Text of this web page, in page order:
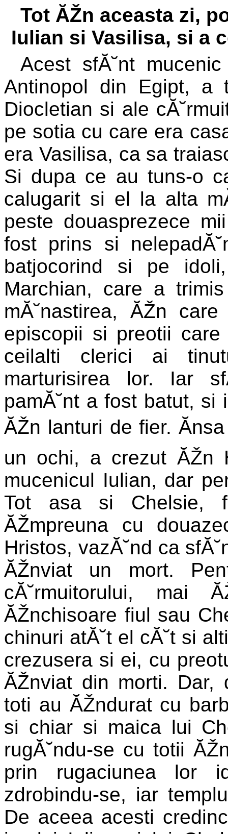
Tot ĂŽn aceasta zi,
Iulian si Vasilisa, si a
Acest sfĂ˘nt
Antinopol din Egipt, a
Diocletian si ale
pe sotia cu care era
era Vasilisa, ca sa
Si dupa ce au tuns-o
calugarit si el la alta
peste douasprezece
fost prins si
batjocorind si pe
Marchian, care a
mĂ˘nastirea, ĂŽn
episcopii si preotii
ceilalti clerici ai
marturisirea lor. Iar
pamĂ˘nt a fost batut, si
ĂŽn lanturi de fier.
un ochi, a crezut ĂŽn
mucenicul Iulian, dar
Tot asa si Chelsie,
ĂŽmpreuna cu
Hristos, vazĂ˘nd ca
ĂŽnviat un mort.
cĂ˘rmuitorului, mai
ĂŽnchisoare fiul sau
chinuri atĂ˘t el cĂ˘t si
crezusera si ei, cu
ĂŽnviat din morti. Dar,
toti au ĂŽndurat cu
si chiar si maica lui
rugĂ˘ndu-se cu totii
prin rugaciunea lor
zdrobindu-se, iar
De aceea acesti